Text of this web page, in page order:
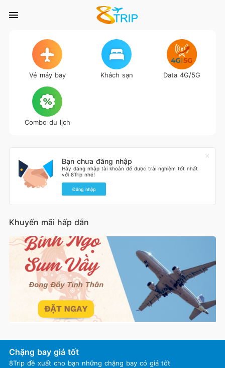
Vé máy bay Khách sạn Data 4G/5G
Combo du lịch
Bạn chưa đăng nhập
Hãy đăng nhập tài khoản để được trải nghiệm tốt nhất
với 8Trip nhé!
Đăng nhập
Khuyến mãi hấp dẫn
Chặng bay giá tốt
8Trip đề xuất cho bạn những chặng bay có giá tốt